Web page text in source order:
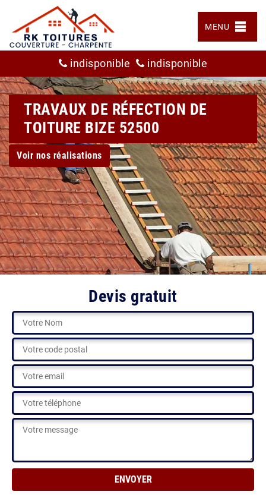
MENU
indisponible indisponible
TRAVAUX DE RÉFECTION DE
TOITURE BIZE 52500
Voir nos réalisations
Devis gratuit